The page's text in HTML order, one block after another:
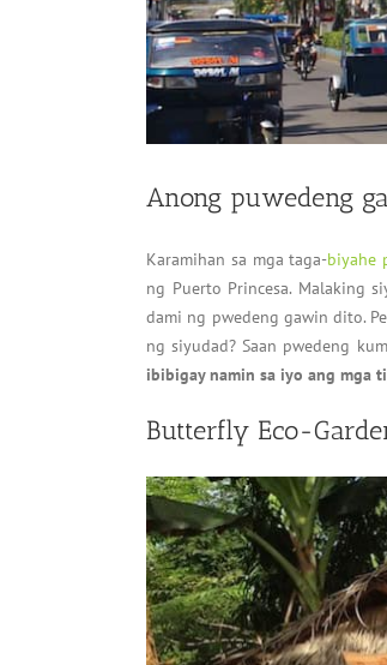
Anong puwedeng
Karamihan sa mga taga-biyahe
ng Puerto Princesa. Malaking
dami ng pwedeng gawin dito.
ng siyudad? Saan pwedeng
ibibigay namin sa iyo ang mga
Butterfly Eco-